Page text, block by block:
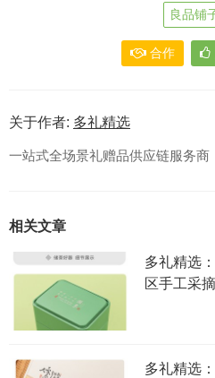
良品铺
合作
关于作者: 多礼精选
一站式全场景礼赠品供应链服务商
相关文章
多礼精选
区手工采
多礼精选